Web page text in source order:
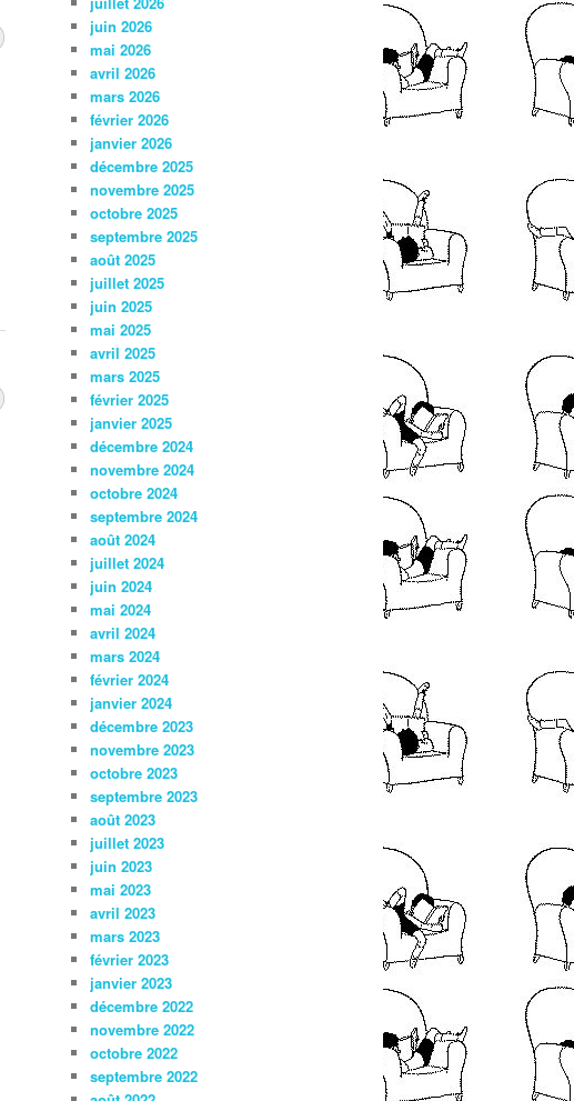
juin 2026
mai 2026
avril 2026
mars 2026
février 2026
janvier 2026
décembre 2025
novembre 2025
octobre 2025
septembre 2025
août 2025
juillet 2025
juin 2025
mai 2025
avril 2025
mars 2025
février 2025
janvier 2025
décembre 2024
novembre 2024
octobre 2024
septembre 2024
août 2024
juillet 2024
juin 2024
mai 2024
avril 2024
mars 2024
février 2024
janvier 2024
décembre 2023
novembre 2023
octobre 2023
septembre 2023
août 2023
juillet 2023
juin 2023
mai 2023
avril 2023
mars 2023
février 2023
janvier 2023
décembre 2022
novembre 2022
octobre 2022
septembre 2022